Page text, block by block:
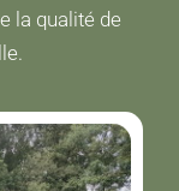
la qualité de